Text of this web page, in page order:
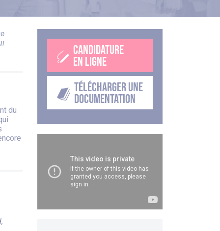
du
CANDIDATURE
EN LIGNE
TÉLÉCHARGER UNE
DOCUMENTATION